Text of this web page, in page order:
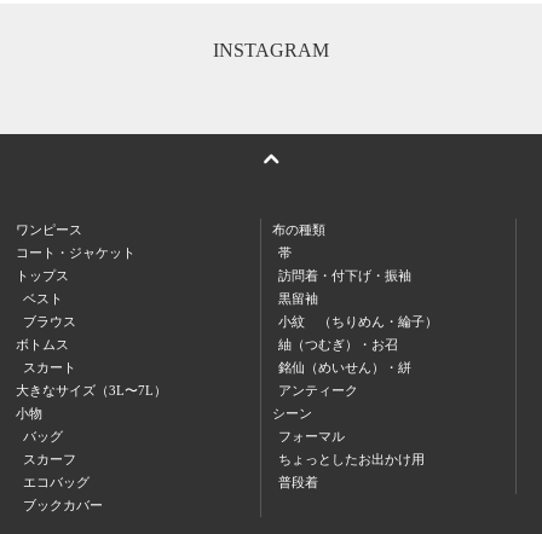
INSTAGRAM
ワンピース
コート・ジャケット
トップス
ベスト
ブラウス
ボトムス
スカート
大きなサイズ（3L〜7L）
小物
バッグ
スカーフ
エコバッグ
ブックカバー
布の種類
帯
訪問着・付下げ・振袖
黒留袖
小紋 （ちりめん・綸子）
紬（つむぎ）・お召
銘仙（めいせん）・絣
アンティーク
シーン
フォーマル
ちょっとしたお出かけ用
普段着